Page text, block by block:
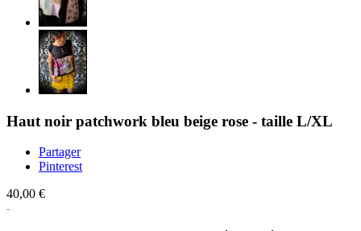
Haut noir patchwork bleu beige rose - taille L/XL
Partager
Pinterest
40,00 €